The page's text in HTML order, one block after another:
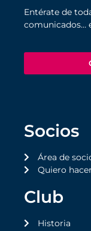
Entérate de
comunicados…
Socios
Área de
Quiero
Club
Historia